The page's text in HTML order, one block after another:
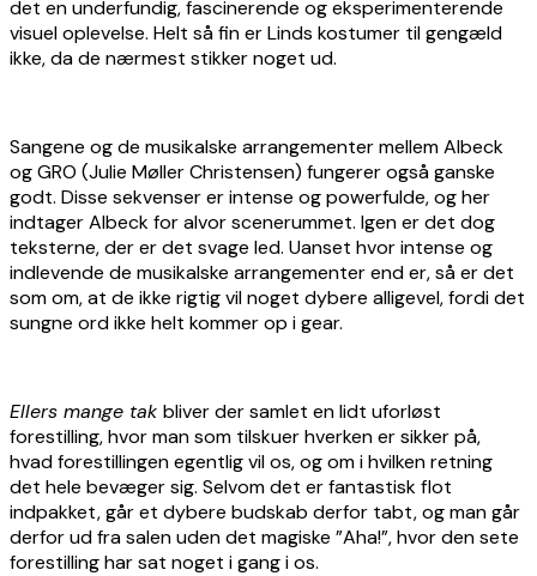
det en underfundig, fascinerende og eksperimenterende
visuel oplevelse. Helt så fin er Linds kostumer til gengæld
ikke, da de nærmest stikker noget ud.
Sangene og de musikalske arrangementer mellem Albeck
og GRO (Julie Møller Christensen) fungerer også ganske
godt. Disse sekvenser er intense og powerfulde, og her
indtager Albeck for alvor scenerummet. Igen er det dog
teksterne, der er det svage led. Uanset hvor intense og
indlevende de musikalske arrangementer end er, så er det
som om, at de ikke rigtig vil noget dybere alligevel, fordi det
sungne ord ikke helt kommer op i gear.
Ellers mange tak bliver der samlet en lidt uforløst
forestilling, hvor man som tilskuer hverken er sikker på,
hvad forestillingen egentlig vil os, og om i hvilken retning
det hele bevæger sig. Selvom det er fantastisk flot
indpakket, går et dybere budskab derfor tabt, og man går
derfor ud fra salen uden det magiske ”Aha!”, hvor den sete
forestilling har sat noget i gang i os.